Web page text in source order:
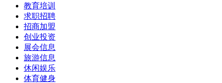
教育培训
求职招聘
招商加盟
创业投资
展会信息
旅游信息
休闲娱乐
体育健身